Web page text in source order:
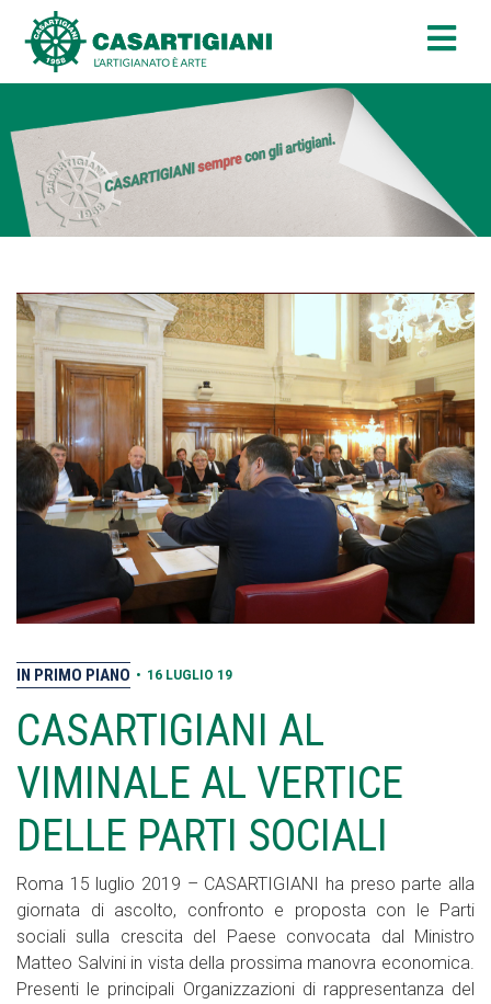
IN PRIMO PIANO • 16 LUGLIO 19
CASARTIGIANI AL
VIMINALE AL VERTICE
DELLE PARTI SOCIALI
Roma 15 luglio 2019 – CASARTIGIANI ha preso parte alla
giornata di ascolto, confronto e proposta con le Parti
sociali sulla crescita del Paese convocata dal Ministro
Matteo Salvini in vista della prossima manovra economica.
Presenti le principali Organizzazioni di rappresentanza del